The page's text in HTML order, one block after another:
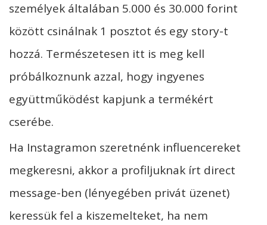
személyek általában 5.000 és 30.000 forint
között csinálnak 1 posztot és egy story-t
hozzá. Természetesen itt is meg kell
próbálkoznunk azzal, hogy ingyenes
együttműködést kapjunk a termékért
cserébe.
Ha Instagramon szeretnénk influencereket
megkeresni, akkor a profiljuknak írt direct
message-ben (lényegében privát üzenet)
keressük fel a kiszemelteket, ha nem